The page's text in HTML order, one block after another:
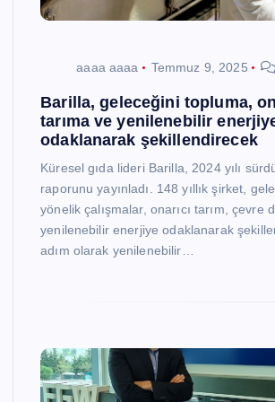
aaaa aaaa Temmuz 9, 2025
Barilla, geleceğini topluma,
tarıma ve yenilenebilir
odaklanarak şekillendirecek
Küresel gıda lideri Barilla, 2024 yılı
raporunu yayınladı. 148 yıllık şirket,
yönelik çalışmalar, onarıcı tarım, çevre
yenilenebilir enerjiye odaklanarak
adım olarak yenilenebilir…